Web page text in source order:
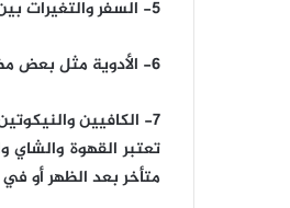
5- السفر والتغيرات بين منطقة وأخرى .
6- الأدوية مثل بعض مضادات الاكتئاب وأدوية الربو وضغط الدم والمسكنات ومنتجات تخفيف الوزن والمنشطات).
7- الكافيين والنيكوتين والكحول
تعتبر القهوة
متأخر بعد الظهر أو